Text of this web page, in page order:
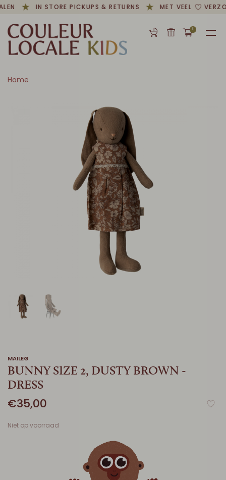
IN STORE PICKUPS & RETURNS MET VEEL
0
Home
MAILEG
BUNNY SIZE 2, DUSTY BROWN -
DRESS
€35,00
Niet op voorraad